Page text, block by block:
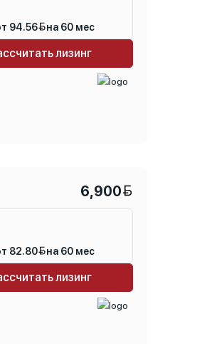
94.56 на 60 мес
лизинг
6,900
82.80 на 60 мес
лизинг